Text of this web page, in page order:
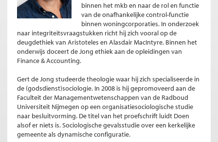
binnen het mkb en naar de rol en functie
van de onafhankelijke control-functie
binnen woningcorporaties. In onderzoek
naar integriteitsvraagstukken richt hij zich vooral op de
deugdethiek van Aristoteles en Alasdair MacIntyre. Binnen het
onderwijs doceert de Jong ethiek aan de opleidingen van
Finance & Accounting.
Gert de Jong studeerde theologie waar hij zich specialiseerde in
de (godsdienst)sociologie. In 2008 is hij gepromoveerd aan de
Faculteit der Managementwetenschappen van de Radboud
Universiteit Nijmegen op een organisatiesociologische studie
naar besluitvorming. De titel van het proefschrift luidt Doen
alsof er niets is. Sociologische gevalsstudie over een kerkelijke
gemeente als dynamische configuratie.